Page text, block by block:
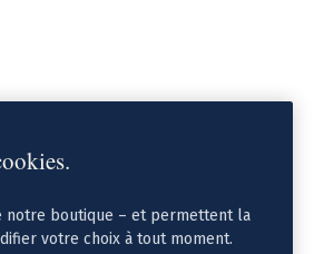
notre boutique – et permettent la
votre choix à tout moment.